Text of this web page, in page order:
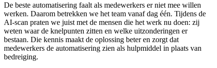
De beste automatisering faalt als medewerkers er niet mee willen
werken. Daarom betrekken we het team vanaf dag één. Tijdens de
AI-scan praten we juist met de mensen die het werk nu doen: zij
weten waar de knelpunten zitten en welke uitzonderingen er
bestaan. Die kennis maakt de oplossing beter en zorgt dat
medewerkers de automatisering zien als hulpmiddel in plaats van
bedreiging.